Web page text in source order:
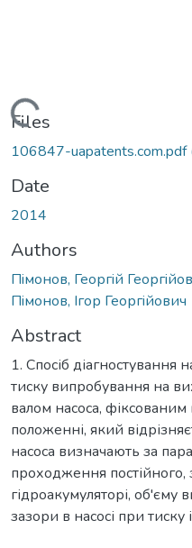
Loading...
Files
106847-uapatents.com.pdf
Date
2014
Authors
Пiмонов, Георгiй
Пiмонов, Iгор Георгiйович
Abstract
1. Спосіб діагностування
тиску випробування на
валом насоса,
положенні, який
насоса визначають за
проходження постійного,
гідроакумуляторі, об'єму
зазори в насосі при